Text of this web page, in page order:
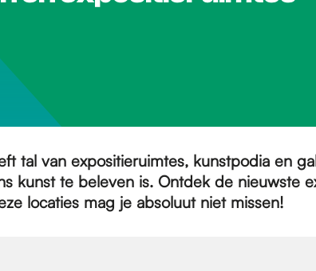
tal van expositieruimtes, kunstpodia en
kunst te beleven is. Ontdek de nieuwste
locaties mag je absoluut niet missen!